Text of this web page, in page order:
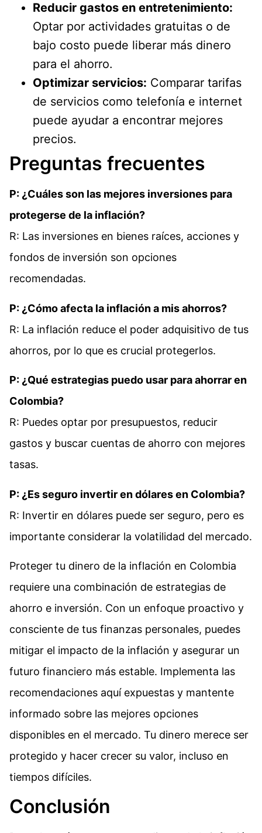
Reducir gastos en entretenimiento:
Optar por actividades gratuitas o de
bajo costo puede liberar más dinero
para el ahorro.
Optimizar servicios: Comparar tarifas
de servicios como telefonía e internet
puede ayudar a encontrar mejores
precios.
Preguntas frecuentes
P: ¿Cuáles son las mejores inversiones para
protegerse de la inflación?
R: Las inversiones en bienes raíces, acciones y
fondos de inversión son opciones
recomendadas.
P: ¿Cómo afecta la inflación a mis ahorros?
R: La inflación reduce el poder adquisitivo de tus
ahorros, por lo que es crucial protegerlos.
P: ¿Qué estrategias puedo usar para ahorrar en
Colombia?
R: Puedes optar por presupuestos, reducir
gastos y buscar cuentas de ahorro con mejores
tasas.
P: ¿Es seguro invertir en dólares en Colombia?
R: Invertir en dólares puede ser seguro, pero es
importante considerar la volatilidad del mercado.
Proteger tu dinero de la inflación en Colombia
requiere una combinación de estrategias de
ahorro e inversión. Con un enfoque proactivo y
consciente de tus finanzas personales, puedes
mitigar el impacto de la inflación y asegurar un
futuro financiero más estable. Implementa las
recomendaciones aquí expuestas y mantente
informado sobre las mejores opciones
disponibles en el mercado. Tu dinero merece ser
protegido y hacer crecer su valor, incluso en
tiempos difíciles.
Conclusión